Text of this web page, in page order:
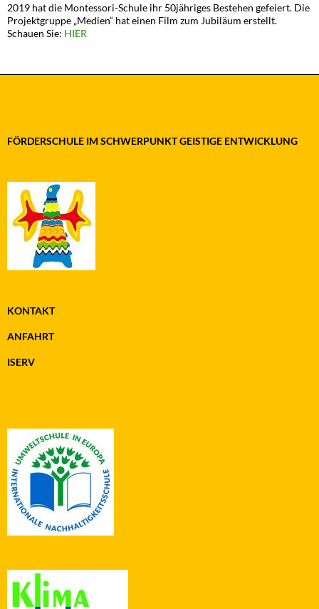
2019 hat die Montessori-Schule ihr 50jähriges Bestehen gefeiert. Die
Projektgruppe „Medien“ hat einen Film zum Jubiläum erstellt.
Schauen Sie: HIER
FÖRDERSCHULE IM SCHWERPUNKT GEISTIGE ENTWICKLUNG
KONTAKT
ANFAHRT
ISERV